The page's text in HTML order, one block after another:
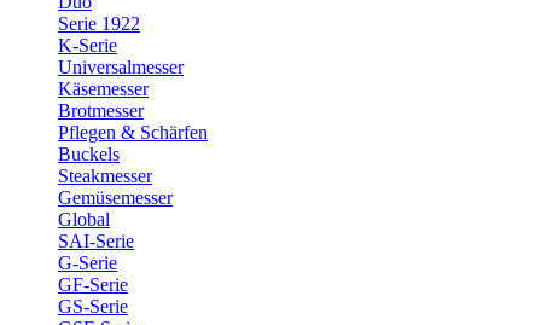
Serie 1922
K-Serie
Universalmesser
Käsemesser
Brotmesser
Pflegen & Schärfen
Buckels
Steakmesser
Gemüsemesser
Global
SAI-Serie
G-Serie
GF-Serie
GS-Serie